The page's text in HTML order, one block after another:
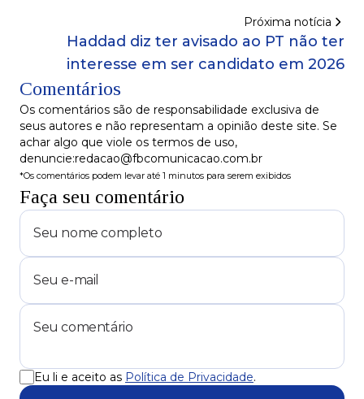
Próxima notícia
Haddad diz ter avisado ao PT não ter
interesse em ser candidato em 2026
Comentários
Os comentários são de responsabilidade exclusiva de
seus autores e não representam a opinião deste site. Se
achar algo que viole os termos de uso,
denuncie:redacao@fbcomunicacao.com.br
*Os comentários podem levar até 1 minutos para serem exibidos
Faça seu comentário
Eu li e aceito as Política de Privacidade.